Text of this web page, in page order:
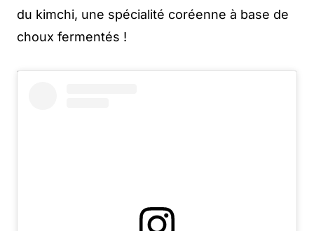
du kimchi, une spécialité coréenne à base de
choux fermentés !